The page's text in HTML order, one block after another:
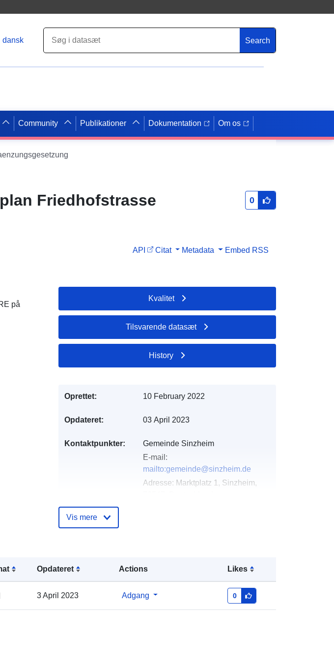
dansk Search
Community Publikationer Dokumentation Om os
Friedhofstrasse
0
API Citat Metadata Embed RSS
på
Opdateret Actions Likes
3 April 2023 Adgang 0
Kvalitet
Tilsvarende datasæt
History
Oprettet: 10 February 2022
Opdateret: 03 April 2023
Kontaktpunkter:
Gemeinde Sinzheim
E-mail:
mailto:gemeinde@sinzheim.de
Adresse: Marktplatz 1, Sinzheim,
Opdateret på data.europa.eu: 26
April 2026
Fysiske: Koordinater: [ [ 8.1614072,
Vis mere